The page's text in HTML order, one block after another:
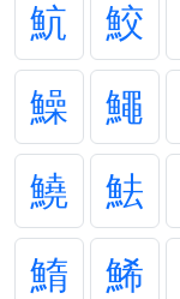
魧
鮫
鱢
鱦
鱙
魼
鰖
鯑